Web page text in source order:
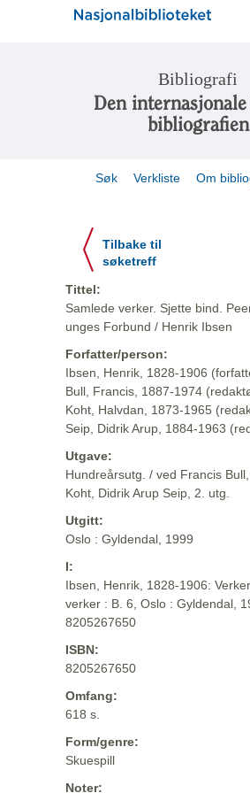
Bibliografi
Den
bibliografien
Søk Verkliste Om
Tilbake til
søketreff
Tittel:
Samlede verker. Sjette bind.
unges Forbund / Henrik Ibsen
Forfatter/person:
Ibsen, Henrik, 1828-1906
Bull, Francis, 1887-1974
Koht, Halvdan, 1873-1965
Seip, Didrik Arup, 1884-1963
Utgave:
Hundreårsutg. / ved Francis
Koht, Didrik Arup Seip, 2. utg.
Utgitt:
Oslo : Gyldendal, 1999
I:
Ibsen, Henrik, 1828-1906:
verker : B. 6, Oslo : Gyldendal,
8205267650
ISBN:
8205267650
Omfang:
618 s.
Form/genre:
Skuespill
Noter: